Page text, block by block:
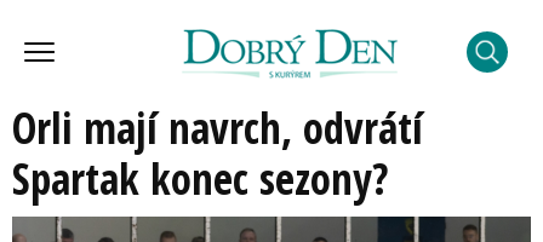
Orli mají navrch, odvrátí
Spartak konec sezony?